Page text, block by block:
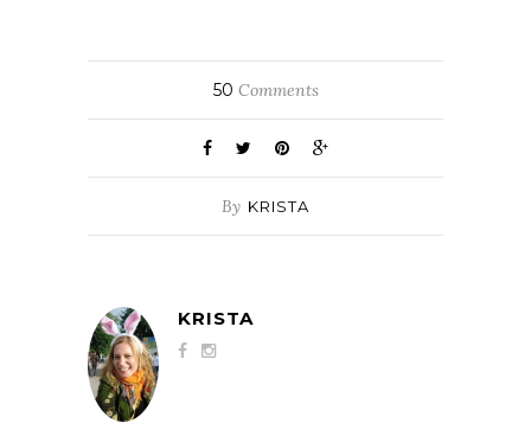
50 Comments
By KRISTA
KRISTA